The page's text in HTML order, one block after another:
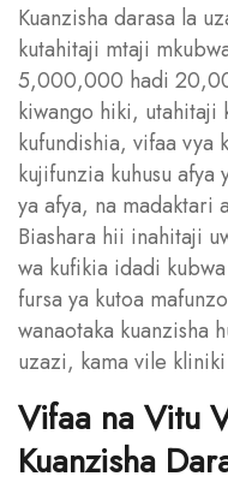
Kuanzisha darasa la
kutahitaji mtaji
5,000,000 hadi
kiwango hiki, utahitaji
kufundishia, vifaa vya
kujifunzia kuhusu
ya afya, na madaktari
Biashara hii inahitaji
wa kufikia idadi
fursa ya kutoa
wanaotaka kuanzisha
uzazi, kama vile
Vifaa na Vitu
Kuanzisha